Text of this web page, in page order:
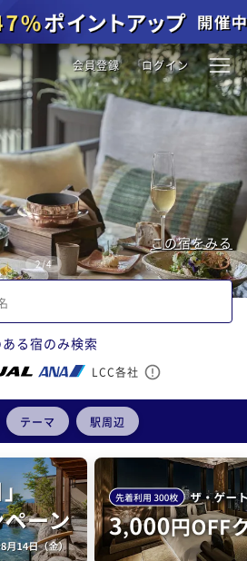
会員登録 ログイン
この宿をみる
2/4
る宿のみ検索
LCC各社
テーマ 駅周辺